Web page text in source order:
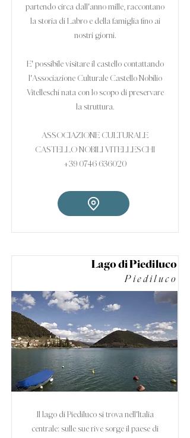
partendo circa dall'anno mille, raccontano
la storia di Labro e della famiglia fino ai
nostri giorni.
E' possibile visitare il castello contattando
l'Associazione Culturale Castello Nobilio
Vitelleschi nata con lo scopo di preservare
la struttura.
ASSOCIAZIONE CULTURALE
CASTELLO NOBILI VITELLESCHI
+39 0746 636020
Lago di Piediluco
Piediluco
Il lago di Piediluco si trova nell'Italia
centrale: sulle sue rive sorge il paese di